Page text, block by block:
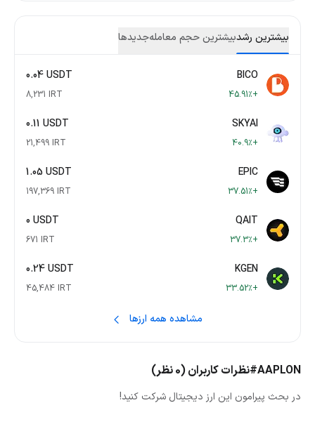
#AAPLONنظرات کاربران (0 نظر)
در بحث پیرامون این ارز دیجیتال شرکت کنید!
بیشترین رشدبیشترین حجم معاملهجدید‌ها
BICO
0.04 USDT
+45.91٪ 8,231 IRT
SKYAI
0.11 USDT
+40.9٪ 21,499 IRT
EPIC
1.05 USDT
+37.51٪ 197,369 IRT
QAIT
0 USDT
+37.3٪ 671 IRT
KGEN
0.24 USDT
+33.52٪ 45,484 IRT
مشاهده همه ارزها